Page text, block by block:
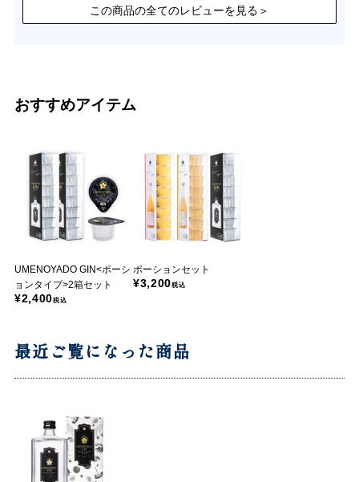
この商品の全てのレビューを見る＞
おすすめアイテム
UMENOYADO GIN<ポーシ
ョンタイプ>2箱セット
¥2,400税込
ポーションセット
¥3,200税込
最近ご覧になった商品